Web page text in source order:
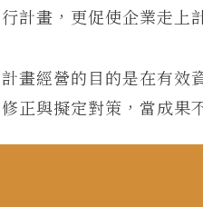
行計畫，更促使企業走上
計畫經營的目的是在有效
修正與擬定對策，當成果